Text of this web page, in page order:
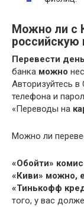
Можно ли с
российскую
Перевести
банка можно
Авторизуйтесь
телефона и
«Переводы на
Можно ли
«Обойти»
«Киви» можно,
«Тинькофф
того, у вас